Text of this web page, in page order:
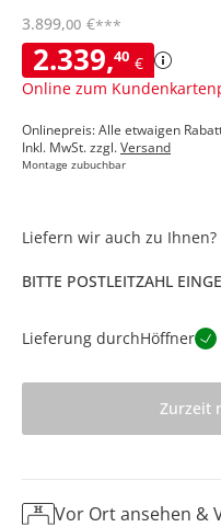
2.339,40 €
Online zum
3.899,00 €***
Onlinepreis: Alle etwaigen
Inkl. MwSt. zzgl.Versand
Montage zubuchbar
Liefern wir auch zu
BITTE POSTLEITZAHL
Lieferung durchHöffner
Zurzeit
Vor Ort ansehen &